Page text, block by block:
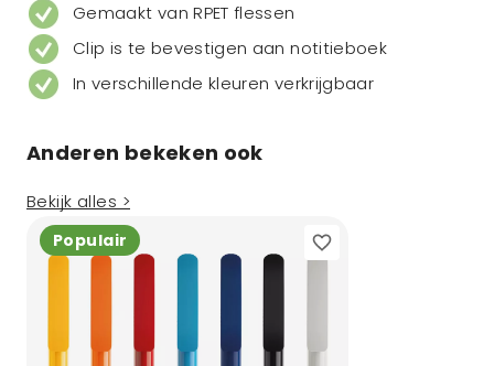
Gemaakt van RPET flessen
Clip is te bevestigen aan notitieboek
In verschillende kleuren verkrijgbaar
Anderen bekeken ook
Bekijk alles >
Populair